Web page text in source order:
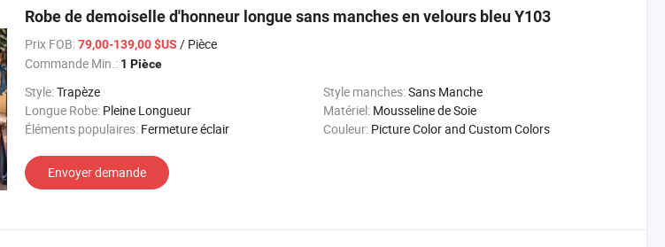
Robe de demoiselle d'honneur longue sans manches en velours bleu Y103
Prix FOB:79,00-139,00 $US / Pièce
Commande Min.: 1 Pièce
Style:Trapèze Style manches:Sans Manche
Longue Robe: Pleine Longueur Matériel: Mousseline de Soie
Éléments populaires: Fermeture éclair Couleur: Picture Color and Custom Colors
Envoyer demande